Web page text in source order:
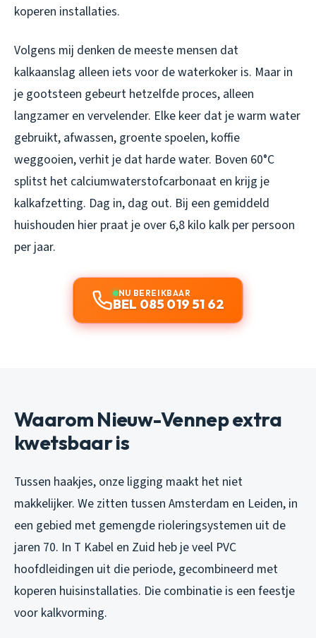
koperen installaties.
Volgens mij denken de meeste mensen dat
kalkaanslag alleen iets voor de waterkoker is. Maar in
je gootsteen gebeurt hetzelfde proces, alleen
langzamer en vervelender. Elke keer dat je warm water
gebruikt, afwassen, groente spoelen, koffie
weggooien, verhit je dat harde water. Boven 60°C
splitst het calciumwaterstofcarbonaat en krijg je
kalkafzetting. Dag in, dag out. Bij een gemiddeld
huishouden hier praat je over 6,8 kilo kalk per persoon
per jaar.
NU BEREIKBAAR
BEL 085 019 51 62
Waarom Nieuw-Vennep extra
kwetsbaar is
Tussen haakjes, onze ligging maakt het niet
makkelijker. We zitten tussen Amsterdam en Leiden, in
een gebied met gemengde rioleringsystemen uit de
jaren 70. In T Kabel en Zuid heb je veel PVC
hoofdleidingen uit die periode, gecombineerd met
koperen huisinstallaties. Die combinatie is een feestje
voor kalkvorming.